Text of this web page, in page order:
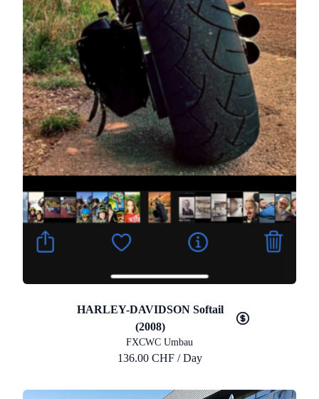
HARLEY-DAVIDSON Softail
(2008)
FXCWC Umbau
136.00 CHF / Day